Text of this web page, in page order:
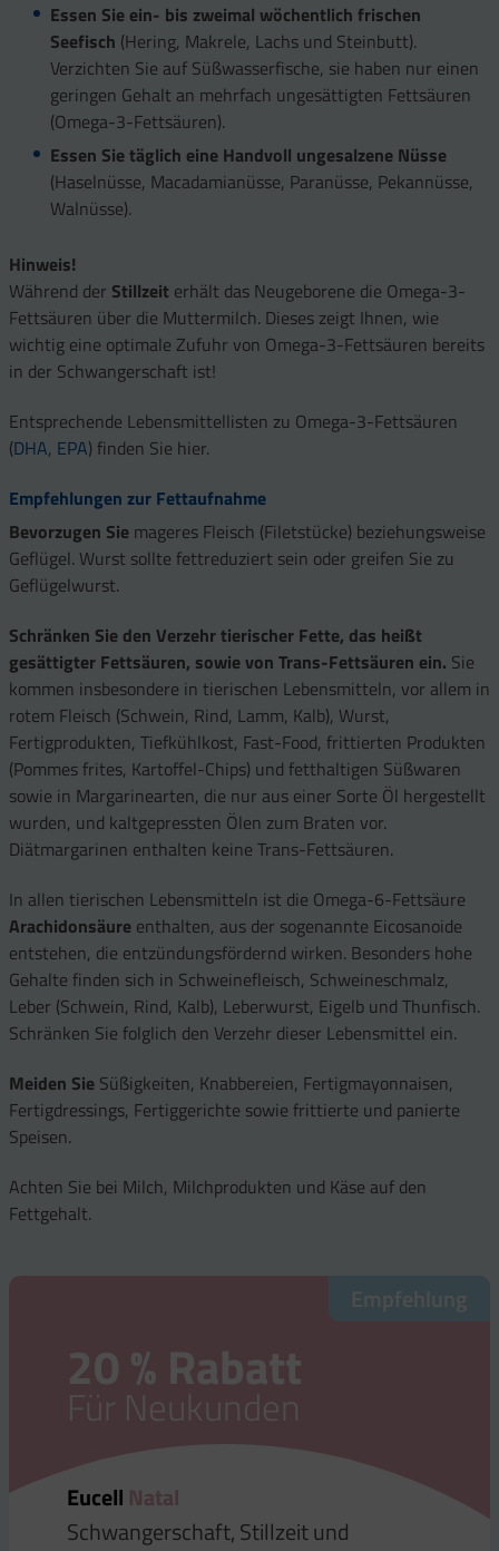
Essen Sie ein- bis zweimal wöchentlich frischen
Seefisch (Hering, Makrele, Lachs und Steinbutt).
Verzichten Sie auf Süßwasserfische, sie haben nur einen
geringen Gehalt an mehrfach ungesättigten Fettsäuren
(Omega-3-Fettsäuren).
Essen Sie täglich eine Handvoll ungesalzene Nüsse
(Haselnüsse, Macadamianüsse, Paranüsse, Pekannüsse,
Walnüsse).
Hinweis!
Während der Stillzeit erhält das Neugebo­rene die Omega-3-
Fettsäuren über die Muttermilch. Dieses zeigt Ihnen, wie
wichtig eine optimale Zufuhr von Omega-3-Fettsäuren bereits
in der Schwangerschaft ist!
Entsprechende Lebensmittellisten zu Omega-3-Fettsäuren
(DHA, EPA) finden Sie hier.
Empfehlungen zur Fettaufnahme
Bevorzugen Sie mageres Fleisch (Filetstücke) beziehungsweise
Geflügel. Wurst sollte fettreduziert sein oder greifen Sie zu
Geflügelwurst.
Schränken Sie den Verzehr tierischer Fette, das heißt
gesättigter Fettsäuren, sowie von Trans-Fettsäuren ein. Sie
kommen insbesondere in tierischen Lebensmitteln, vor allem in
rotem Fleisch (Schwein, Rind, Lamm, Kalb), Wurst,
Fertigprodukten, Tiefkühlkost, Fast-Food, frittierten Produkten
(Pommes frites, Kartoffel-Chips) und fetthaltigen Süßwaren
sowie in Margarinearten, die nur aus einer Sorte Öl hergestellt
wurden, und kaltgepressten Ölen zum Braten vor.
Diätmargarinen enthalten keine Trans-Fettsäuren.
In allen tierischen Lebensmitteln ist die Omega-6-Fettsäure
Arachidonsäure enthalten, aus der sogenannte Eicosanoide
entstehen, die entzündungsfördernd wirken. Besonders hohe
Gehalte finden sich in Schweinefleisch, Schweineschmalz,
Leber (Schwein, Rind, Kalb), Leberwurst, Eigelb und Thunfisch.
Schränken Sie folglich den Verzehr dieser Lebensmittel ein.
Meiden Sie Süßigkeiten, Knabbereien, Fertigmayonnaisen,
Fertigdressings, Fertiggerichte sowie frittierte und panierte
Speisen.
Achten Sie bei Milch, Milchprodukten und Käse auf den
Fettgehalt.
Empfehlung
20 % Rabatt
Für Neukunden
Eucell Natal
Schwangerschaft, Stillzeit und
Empfehlung
20 % Rabatt
Für Neukunden
Eucell Probiot
Für die Darmgesundheit
Empfehlung
20 % Rabatt
Für Neukunden
Eucell Magnesium-, Kaliumcitrat Plus
Energie | Herz | Muskeln
Empfehlung
20 % Rabatt
Für Neukunden
Eucell Omega
Omega-3-Fettsäuren